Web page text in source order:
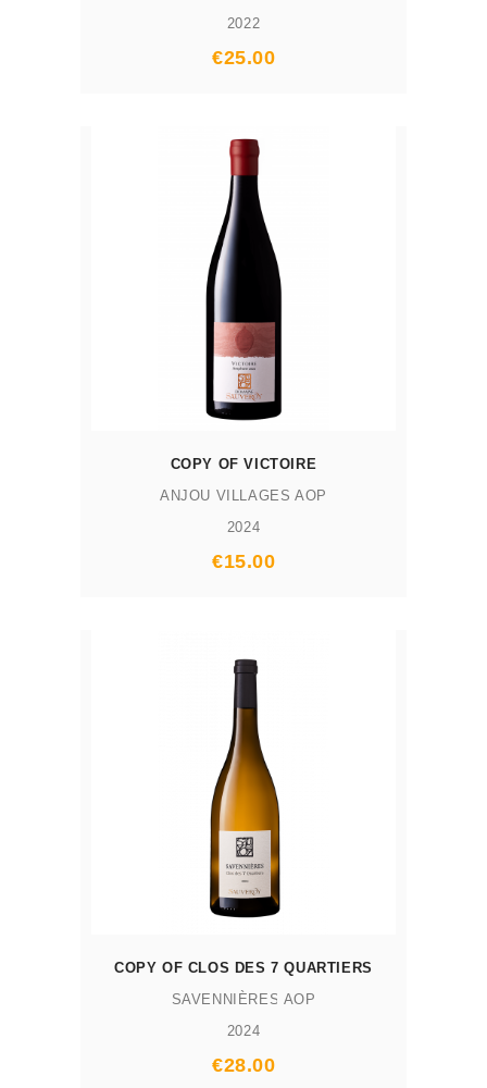
2022
Prix
€25.00
COPY OF VICTOIRE
ANJOU VILLAGES AOP
2024
Prix
€15.00
COPY OF CLOS DES 7 QUARTIERS
SAVENNIÈRES AOP
2024
Prix
€28.00